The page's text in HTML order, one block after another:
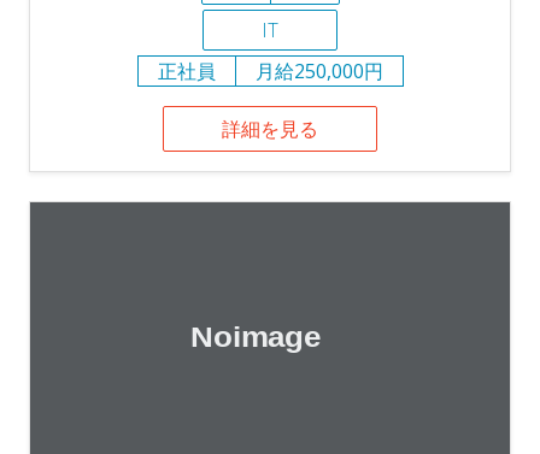
IT
正社員
月給250,000円
詳細を見る